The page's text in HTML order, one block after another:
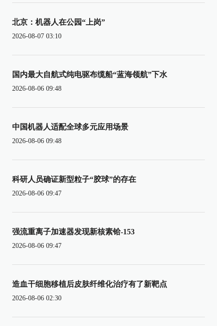
北京：机器人在公园“上岗”
2026-08-07 03:10
国内最大自航式纯电驱布缆船“蓝海领航”下水
2026-08-06 09:48
中国机器人适配全球多元应用场景
2026-08-06 09:48
科研人员确证新型粒子“胶球”的存在
2026-08-06 09:47
强流重离子加速器发现新核素铪-153
2026-08-06 09:47
造血干细胞移植后皮肤纤维化治疗有了新靶点
2026-08-06 02:30